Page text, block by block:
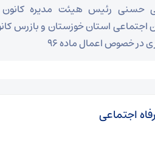
حسنی رئیس هیئت مدیره
اجتماعی استان خوزستان و بازرس
در خصوص اعمال ماده ۹۶
اجتماعی